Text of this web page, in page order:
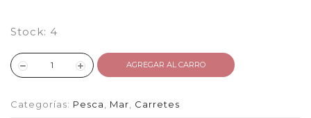
Stock: 4
AGREGAR AL CARRO
Categorías: Pesca Mar Carretes